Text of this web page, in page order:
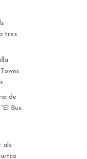
tres
de
Bus
als